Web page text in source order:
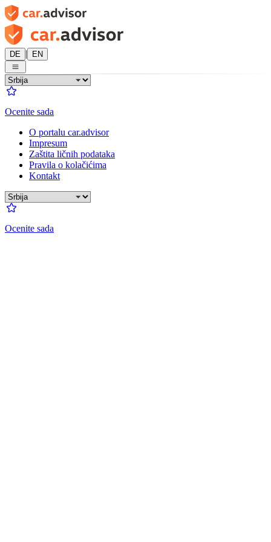
DE | EN
Ocenite sada
O portalu car.advisor
Impresum
Zaštita ličnih podataka
Pravila o kolačićima
Kontakt
Ocenite sada